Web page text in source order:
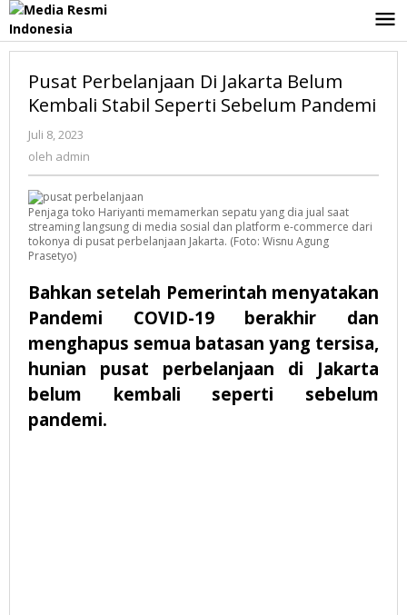
Lewati
ke
konten
Pusat Perbelanjaan Di Jakarta Belum
Kembali Stabil Seperti Sebelum Pandemi
Juli 8, 2023
oleh admin
Penjaga toko Hariyanti memamerkan sepatu yang dia jual saat
streaming langsung di media sosial dan platform e-commerce dari
tokonya di pusat perbelanjaan Jakarta. (Foto: Wisnu Agung
Prasetyo)
Bahkan setelah Pemerintah menyatakan
Pandemi COVID-19 berakhir dan
menghapus semua batasan yang tersisa,
hunian pusat perbelanjaan di Jakarta
belum kembali seperti sebelum
pandemi.